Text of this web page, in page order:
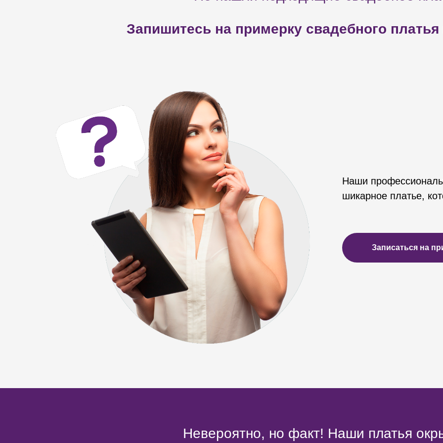
Запишитесь на примерку свадебного
Наши
шикарное платье,
Записаться на
Невероятно, но факт! Наши платья